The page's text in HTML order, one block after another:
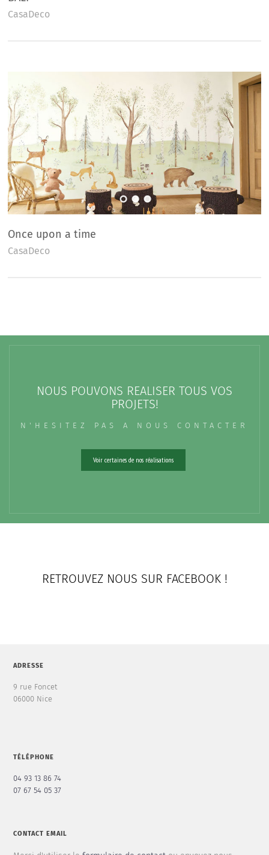
CasaDeco
Once upon a time
CasaDeco
NOUS POUVONS REALISER TOUS VOS
PROJETS!
N'HESITEZ PAS A NOUS CONTACTER
Voir certaines de nos réalisations
RETROUVEZ NOUS SUR FACEBOOK !
ADRESSE
9 rue Foncet
06000 Nice
TÉLÉPHONE
04 93 13 86 74
07 67 54 05 37
CONTACT EMAIL